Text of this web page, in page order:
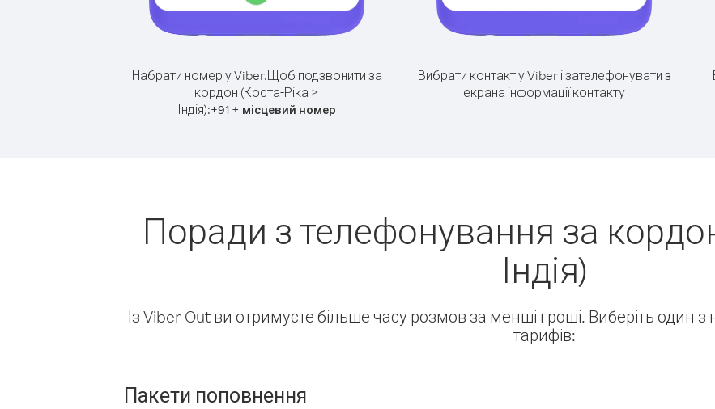
Набрати номер у Viber.Щоб подзвонити за
кордон (Коста-Ріка >
Індія):+91 + місцевий номер
Вибрати контакт у Viber і зателефонувати з
екрана інформації контакту
Поради з телефонування за
Індія)
Із Viber Out ви отримуєте більше часу розмов за менші гроші. Виберіть один
тарифів:
Пакети поповнення